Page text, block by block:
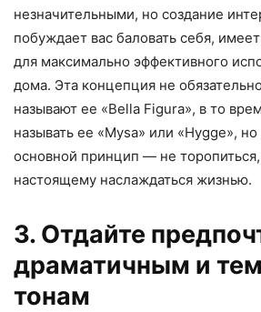
незначительными, но создание
побуждает вас баловать себя,
для максимально эффективного
дома. Эта концепция не
называют ее «Bella Figura», в то
называть ее «Mysa» или «Hygge»,
основной принцип — не
настоящему наслаждаться жизнью.
3. Отдайте
драматичным и
тонам